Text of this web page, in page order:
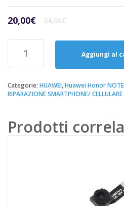
34,90€Il
originale
34,90€.
20,00€
Il
attuale
20,00€.
Riparazione
Sostituzione
Batteria
Honor
NOTE
Aggiungi al
Categorie: HUAWEI,Huawei Honor
RIPARAZIONE SMARTPHONE/ CELLULARE
Prodotti